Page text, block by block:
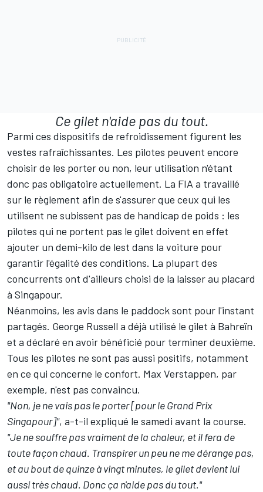
Ce gilet n'aide pas du tout.
Parmi ces dispositifs de refroidissement figurent les
vestes rafraîchissantes. Les pilotes peuvent encore
choisir de les porter ou non, leur utilisation n'étant
donc pas obligatoire actuellement. La FIA a travaillé
sur le règlement afin de s'assurer que ceux qui les
utilisent ne subissent pas de handicap de poids : les
pilotes qui ne portent pas le gilet doivent en effet
ajouter un demi-kilo de lest dans la voiture pour
garantir l'égalité des conditions. La plupart des
concurrents ont d'ailleurs choisi de la laisser au placard
à Singapour.
Néanmoins, les avis dans le paddock sont pour l'instant
partagés. George Russell a déjà utilisé le gilet à Bahreïn
et a déclaré en avoir bénéficié pour terminer deuxième.
Tous les pilotes ne sont pas aussi positifs, notamment
en ce qui concerne le confort. Max Verstappen, par
exemple, n'est pas convaincu.
"Non, je ne vais pas le porter [pour le Grand Prix
Singapour]", a-t-il expliqué le samedi avant la course.
"Je ne souffre pas vraiment de la chaleur, et il fera de
toute façon chaud. Transpirer un peu ne me dérange pas,
et au bout de quinze à vingt minutes, le gilet devient lui
aussi très chaud. Donc ça n'aide pas du tout."